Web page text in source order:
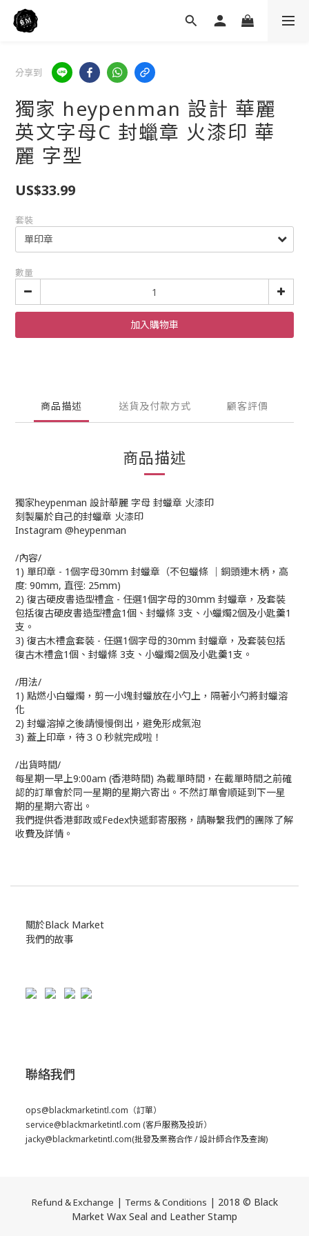
分享到
獨家 heypenman 設計 華麗
英文字母C 封蠟章 火漆印 華
麗 字型
US$33.99
套裝
數量
加入購物車
商品描述 送貨及付款方式 顧客評價
商品描述
獨家heypenman 設計華麗 字母 封蠟章 火漆印
刻製屬於自己的封蠟章 火漆印
Instagram @heypenman
/內容/
1) 單印章 - 1個字母30mm 封蠟章（不包蠟條 ｜銅頭連木柄，高
度: 90mm, 直徑: 25mm)
2) 復古硬皮書造型禮盒 - 任選1個字母的30mm 封蠟章，及套裝
包括復古硬皮書造型禮盒1個、封蠟條 3支、小蠟燭2個及小匙羹1
支。
3) 復古木禮盒套裝 - 任選1個字母的30mm 封蠟章，及套裝包括
復古木禮盒1個、封蠟條 3支、小蠟燭2個及小匙羹1支。
/用法/
1) 點燃小白蠟燭，剪一小塊封蠟放在小勺上，隔著小勺將封蠟溶
化
2) 封蠟溶掉之後請慢慢倒出，避免形成氣泡
3) 蓋上印章，待３０秒就完成啦！
/出貨時間/
每星期一早上9:00am (香港時間) 為截單時間，在截單時間之前確
認的訂單會於同一星期的星期六寄出。不然訂單會順延到下一星
期的星期六寄出。
我們提供香港郵政或Fedex快遞郵寄服務，請聯繫我們的團隊了解
收費及詳情。
關於Black Market
我們的故事
聯絡我們
ops@blackmarketintl.com （訂單）
service@blackmarketintl.com (客戶服務及投訢）
jacky@blackmarketintl.com(批發及業務合作 / 設計師合作及查詢)
Refund & Exchange | Terms & Conditions | 2018 © Black
Market Wax Seal and Leather Stamp